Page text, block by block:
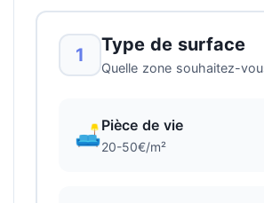
1 Type de surface
Quelle zone souhaitez-
🛋️Pièce de vie
20-50€/m²